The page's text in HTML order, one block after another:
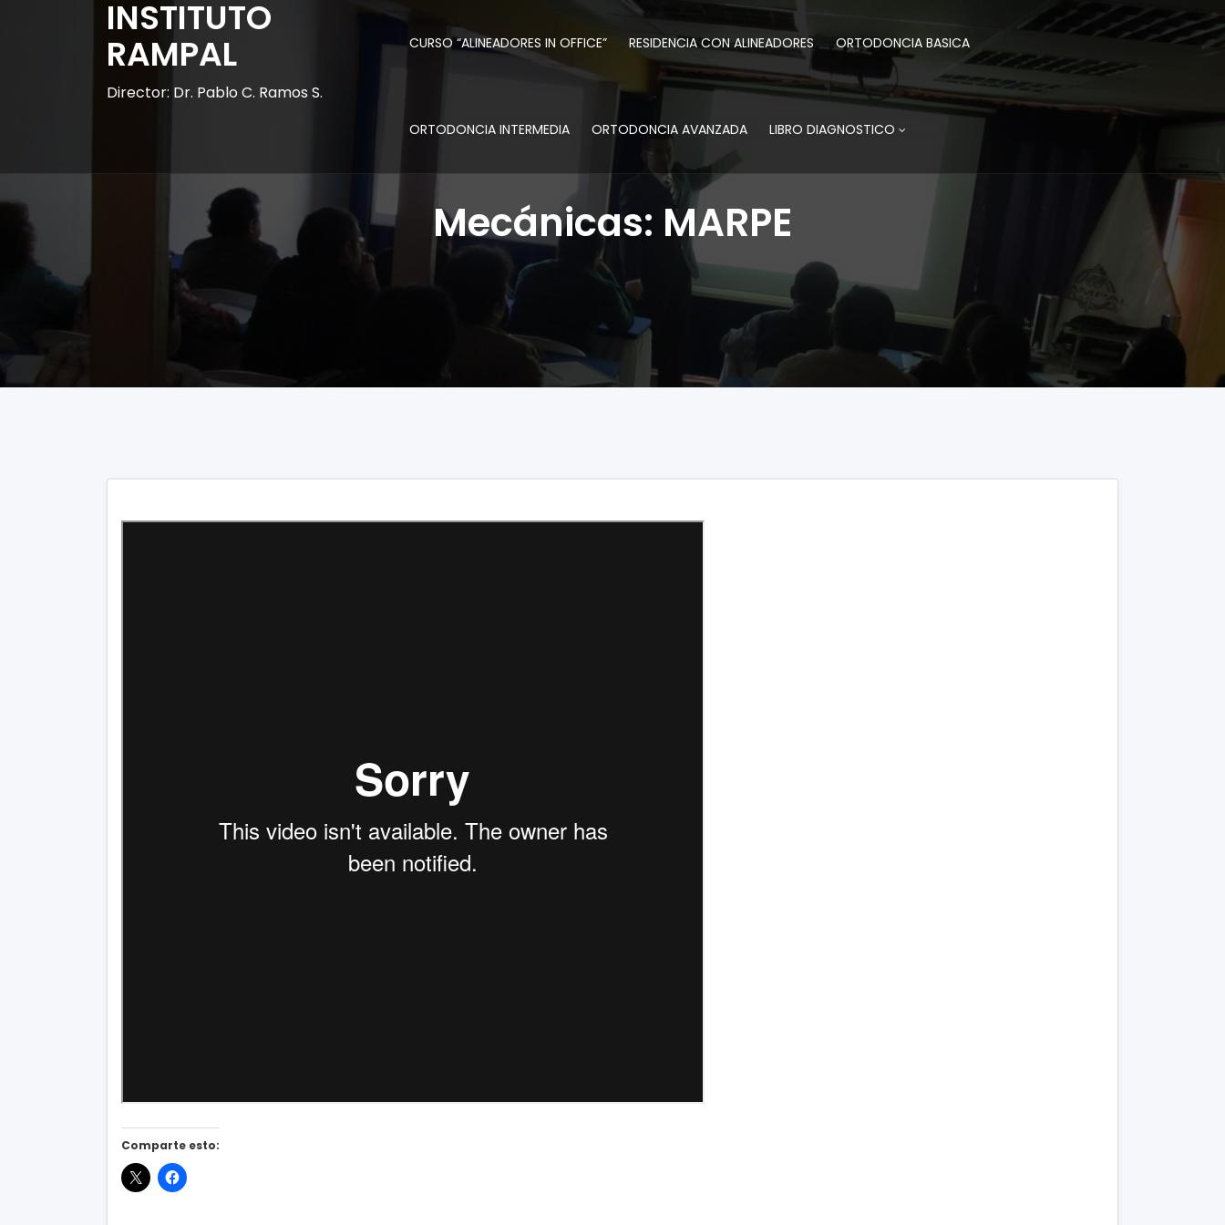
INSTITUTO
RAMPAL
Director: Dr. Pablo C. Ramos S.
CURSO “ALINEADORES IN OFFICE” RESIDENCIA CON ALINEADORES ORTODONCIA BASICA
ORTODONCIA INTERMEDIA ORTODONCIA AVANZADA LIBRO DIAGNOSTICO
Mecánicas: MARPE
Comparte esto: